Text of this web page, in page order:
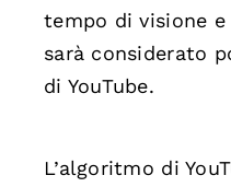
tempo di visione
sarà considerato
di YouTube.
L’algoritmo di